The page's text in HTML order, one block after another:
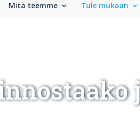
Mitä teemme Tule mukaan